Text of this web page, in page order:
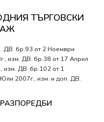
ТЪРГОВСКИ
ДВ. бр.93 от 2 Ноември
изм. ДВ. бр.38 от 17 Април
изм. ДВ. бр.102 от 1
2007г., изм. и доп. ДВ.
РАЗПОРЕДБИ